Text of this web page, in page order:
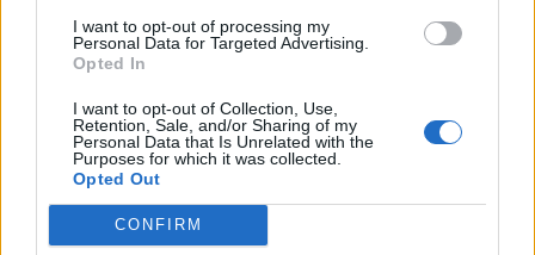
I want to opt-out of processing my
Personal Data for Targeted Advertising.
Opted In
I want to opt-out of Collection, Use,
Retention, Sale, and/or Sharing of my
Personal Data that Is Unrelated with the
Purposes for which it was collected.
Opted Out
CONFIRM
me all'imperatore, allinterno della sua
camera da letto è venerata tra gli dei Lari.
Ma anche da M. Antonio, nelle sue lettere,
viene chiamato spesso, con disprezzo,
Turino e Ottavio stesso gli risponde
soltanto di meravigliarsi che gli venga
gettato addosso come un insulto il suo
primo appellativo. In seguito egli prese il
nome di Gaio Cesare e poi il soprannome di